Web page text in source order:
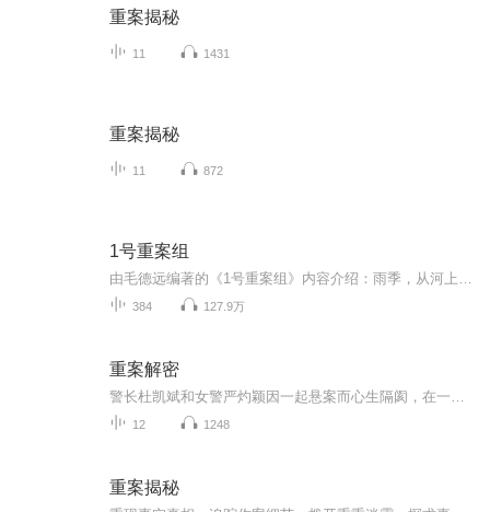
重案揭秘
11 1431
重案揭秘
11 872
1号重案组
384 127.9万
重案解密
12 1248
重案揭秘